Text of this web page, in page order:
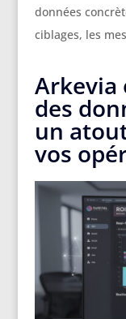
données
ciblages, les
Arkevia
des
un
vos